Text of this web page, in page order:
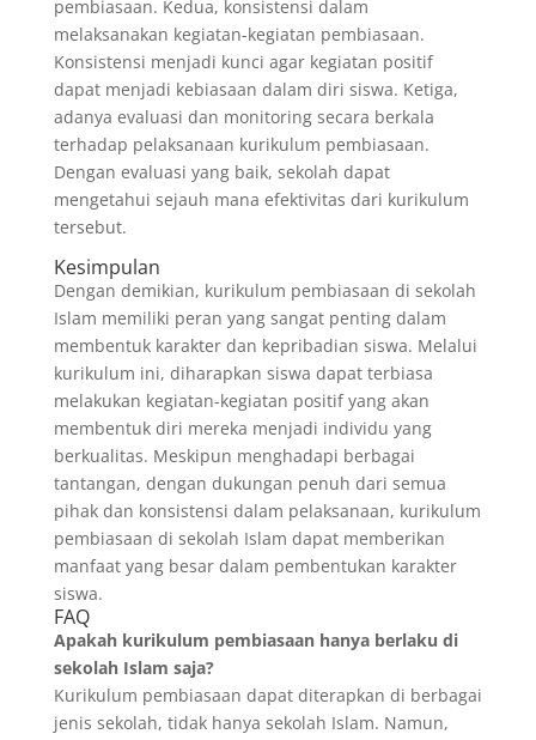
pembiasaan. Kedua, konsistensi dalam
melaksanakan kegiatan-kegiatan pembiasaan.
Konsistensi menjadi kunci agar kegiatan positif
dapat menjadi kebiasaan dalam diri siswa. Ketiga,
adanya evaluasi dan monitoring secara berkala
terhadap pelaksanaan kurikulum pembiasaan.
Dengan evaluasi yang baik, sekolah dapat
mengetahui sejauh mana efektivitas dari kurikulum
tersebut.
Kesimpulan
Dengan demikian, kurikulum pembiasaan di sekolah
Islam memiliki peran yang sangat penting dalam
membentuk karakter dan kepribadian siswa. Melalui
kurikulum ini, diharapkan siswa dapat terbiasa
melakukan kegiatan-kegiatan positif yang akan
membentuk diri mereka menjadi individu yang
berkualitas. Meskipun menghadapi berbagai
tantangan, dengan dukungan penuh dari semua
pihak dan konsistensi dalam pelaksanaan, kurikulum
pembiasaan di sekolah Islam dapat memberikan
manfaat yang besar dalam pembentukan karakter
siswa.
FAQ
Apakah kurikulum pembiasaan hanya berlaku di
sekolah Islam saja?
Kurikulum pembiasaan dapat diterapkan di berbagai
jenis sekolah, tidak hanya sekolah Islam. Namun,